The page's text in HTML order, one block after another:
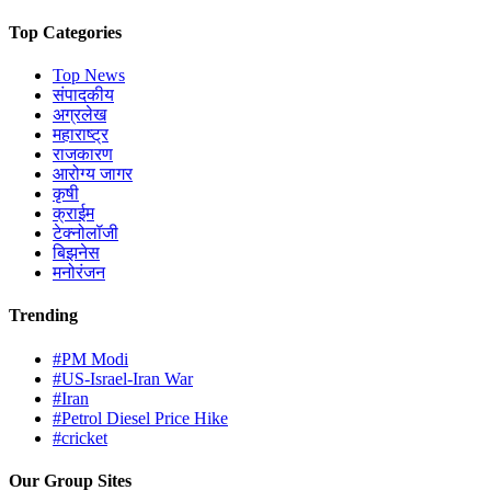
Top Categories
Top News
संपादकीय
अग्रलेख
महाराष्ट्र
राजकारण
आरोग्य जागर
कृषी
क्राईम
टेक्नोलॉजी
बिझनेस
मनोरंजन
Trending
#PM Modi
#US-Israel-Iran War
#Iran
#Petrol Diesel Price Hike
#cricket
Our Group Sites